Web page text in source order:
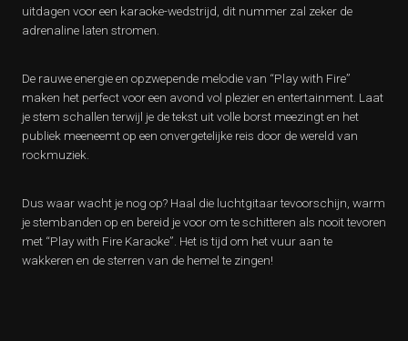
uitdagen voor een karaoke-wedstrijd, dit nummer zal zeker de
adrenaline laten stromen.
De rauwe energie en opzwepende melodie van “Play with Fire”
maken het perfect voor een avond vol plezier en entertainment. Laat
je stem schallen terwijl je de tekst uit volle borst meezingt en het
publiek meeneemt op een onvergetelijke reis door de wereld van
rockmuziek.
Dus waar wacht je nog op? Haal die luchtgitaar tevoorschijn, warm
je stembanden op en bereid je voor om te schitteren als nooit tevoren
met “Play with Fire Karaoke”. Het is tijd om het vuur aan te
wakkeren en de sterren van de hemel te zingen!